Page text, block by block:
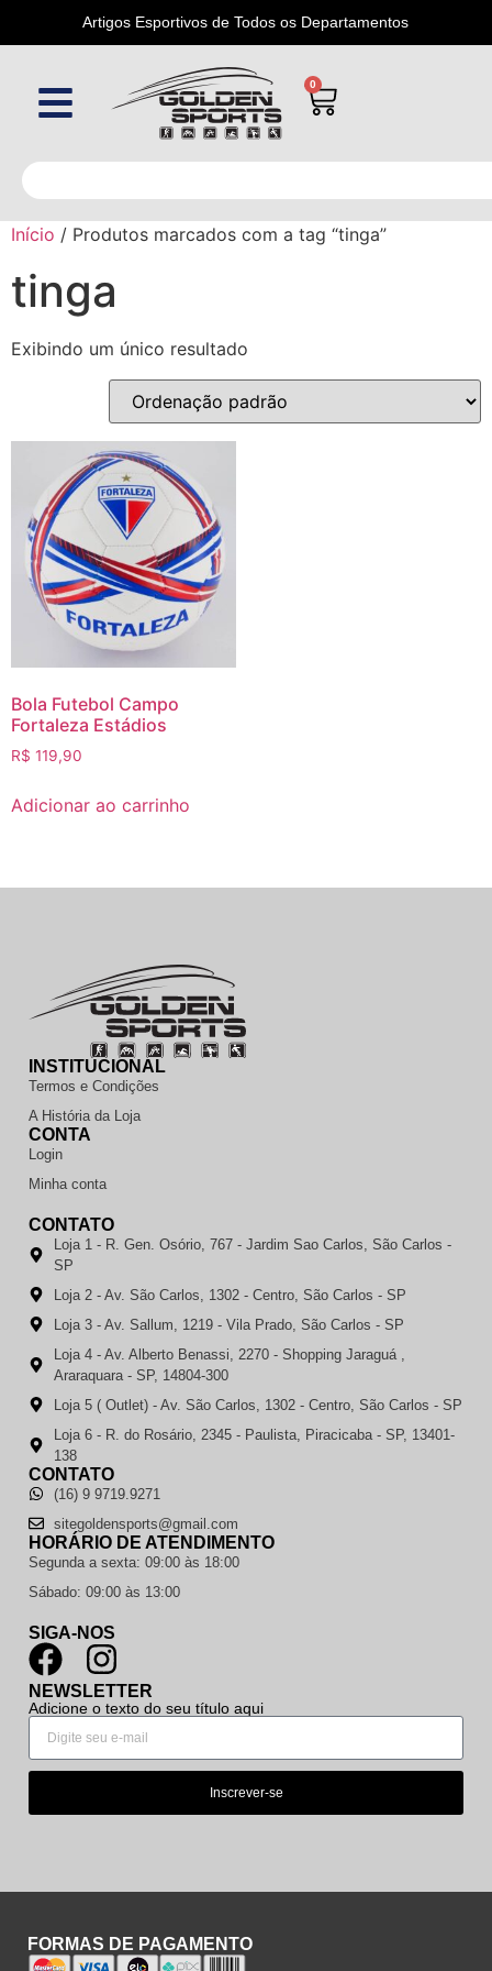
Artigos Esportivos de Todos os Departamentos
0
Início / Produtos marcados com a tag “tinga”
tinga
Exibindo um único resultado
Bola Futebol Campo
Fortaleza Estádios
R$ 119,90
Adicionar ao carrinho
INSTITUCIONAL
Termos e Condições
A História da Loja
CONTA
Login
Minha conta
CONTATO
Loja 1 - R. Gen. Osório, 767 - Jardim Sao Carlos, São Carlos -
SP
Loja 2 - Av. São Carlos, 1302 - Centro, São Carlos - SP
Loja 3 - Av. Sallum, 1219 - Vila Prado, São Carlos - SP
Loja 4 - Av. Alberto Benassi, 2270 - Shopping Jaraguá ,
Araraquara - SP, 14804-300
Loja 5 ( Outlet) - Av. São Carlos, 1302 - Centro, São Carlos - SP
Loja 6 - R. do Rosário, 2345 - Paulista, Piracicaba - SP, 13401-
138
CONTATO
(16) 9 9719.9271
sitegoldensports@gmail.com
HORÁRIO DE ATENDIMENTO
Segunda a sexta: 09:00 às 18:00
Sábado: 09:00 às 13:00
SIGA-NOS
NEWSLETTER
Adicione o texto do seu título aqui
Inscrever-se
FORMAS DE PAGAMENTO